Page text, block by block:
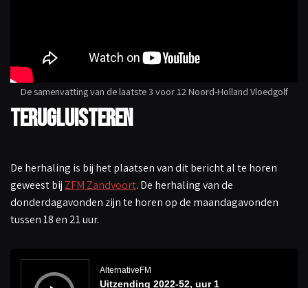
De samenvatting van de laatste 3 voor 12 Noord-Holland Vloedgolf
Terugluisteren
De herhaling is bij het plaatsen van dit bericht al te horen
geweest bij ZFM Zandvoort. De herhaling van de
donderdagavonden zijn te horen op de maandagavonden
tussen 18 en 21 uur.
AlternativeFM
Uitzending 2022-52, uur 1